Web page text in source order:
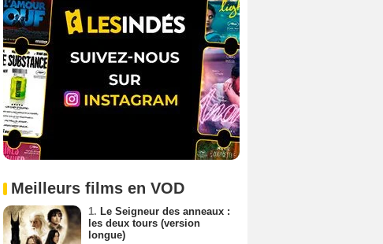
Meilleurs films en VOD
1. Le Seigneur des anneaux :
les deux tours (version
longue)